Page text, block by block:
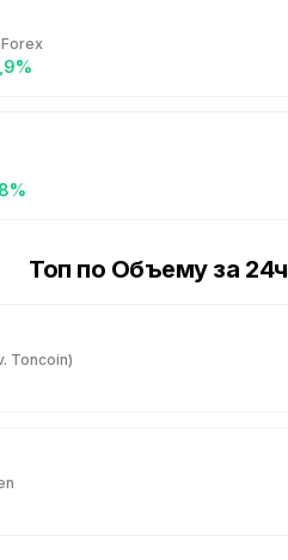
Топ по Объему за 24ч
Toncoin)